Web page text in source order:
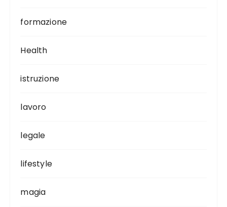
formazione
Health
istruzione
lavoro
legale
lifestyle
magia